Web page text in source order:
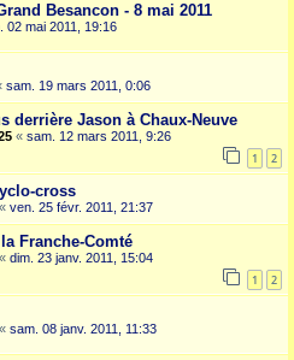
Besancon - 8 mai 2011
02 mai 2011, 19:16
sam. 19 mars 2011, 0:06
derrière Jason à Chaux-Neuve
« sam. 12 mars 2011, 9:26
1 2
cross
« ven. 25 févr. 2011, 21:37
Franche-Comté
« dim. 23 janv. 2011, 15:04
1 2
« sam. 08 janv. 2011, 11:33